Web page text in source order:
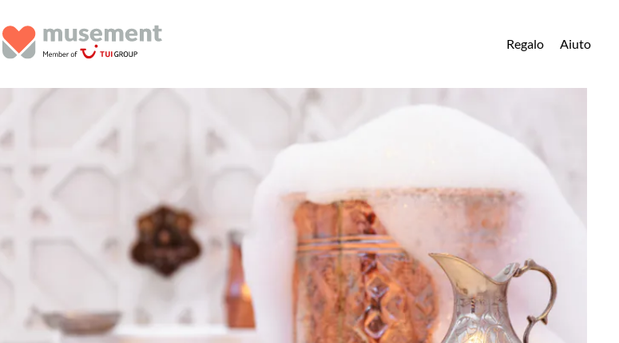
Regalo Aiuto